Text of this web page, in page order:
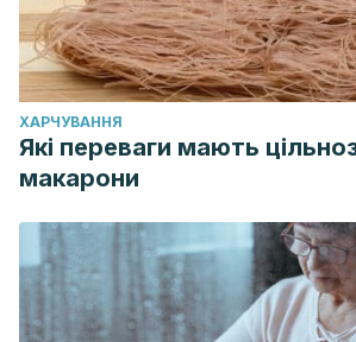
ХАРЧУВАННЯ
Які переваги мають
макарони